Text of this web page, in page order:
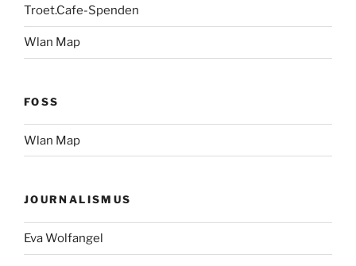
Troet.Cafe-Spenden
Wlan Map
FOSS
Wlan Map
JOURNALISMUS
Eva Wolfangel